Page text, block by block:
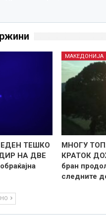
ТЕШКО
НА ДВЕ
МАКЕДОНИЈА
МНОГУ
КРАТОК
бран
следните